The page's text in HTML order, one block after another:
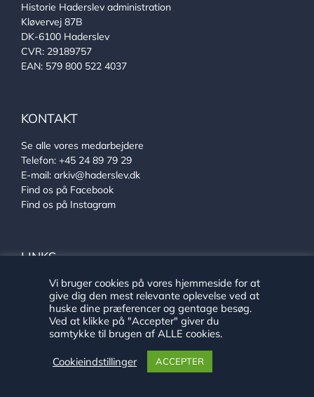
Historie Haderslev administration
Kløvervej 87B
DK-6100 Haderslev
CVR: 29189757
EAN: 579 800 522 4037
KONTAKT
Se alle vores medarbejdere
Telefon: +45 24 89 79 29
E-mail: arkiv@haderslev.dk
Find os på Facebook
Find os på Instagram
LINKS
Ehlers Samlingen
Von Oberbergs hus
Sønderjysk arkivsamarbejde
Vi bruger cookies på vores hjemmeside for at
give dig den mest relevante oplevelse ved at
huske dine præferencer og gentage besøg.
Ved at klikke på "Accepter" giver du
samtykke til brugen af ALLE cookies.
Cookieindstillinger ACCEPTER